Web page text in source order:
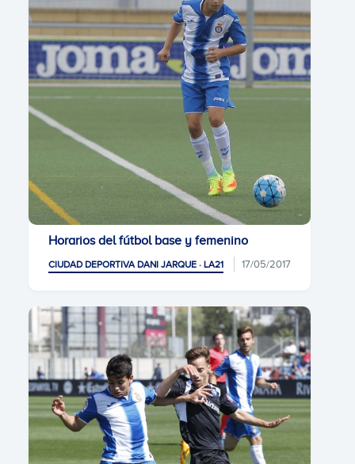
Horarios del fútbol base y femenino
CIUDAD DEPORTIVA DANI JARQUE · LA21 17/05/2017